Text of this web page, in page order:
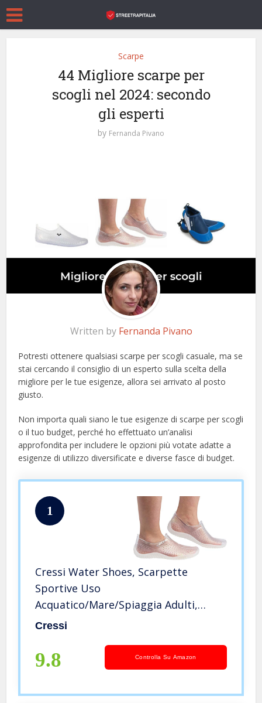
Scarpe
44 Migliore scarpe per
scogli nel 2024: secondo
gli esperti
by Fernanda Pivano
Written by Fernanda Pivano
Potresti ottenere qualsiasi scarpe per scogli casuale, ma se
stai cercando il consiglio di un esperto sulla scelta della
migliore per le tue esigenze, allora sei arrivato al posto
giusto.
Non importa quali siano le tue esigenze di scarpe per scogli
o il tuo budget, perché ho effettuato un’analisi
approfondita per includere le opzioni più votate adatte a
esigenze di utilizzo diversificate e diverse fasce di budget.
1
Cressi Water Shoes, Scarpette
Sportive Uso
Acquatico/Mare/Spiaggia Adulti,
Ragazzi e Bambini, Trasparente, 38
Cressi
9.8 Controlla Su Amazon